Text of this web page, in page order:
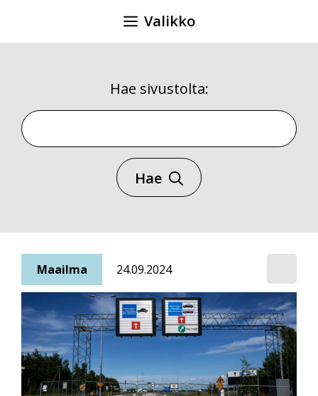
Valikko
Hae sivustolta:
Hae sivustolta
Hae
Maailma 24.09.2024